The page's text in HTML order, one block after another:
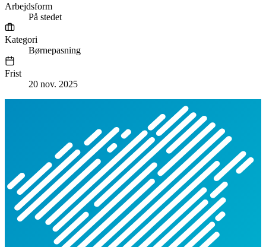
Arbejdsform
På stedet
Kategori
Børnepasning
Frist
20 nov. 2025